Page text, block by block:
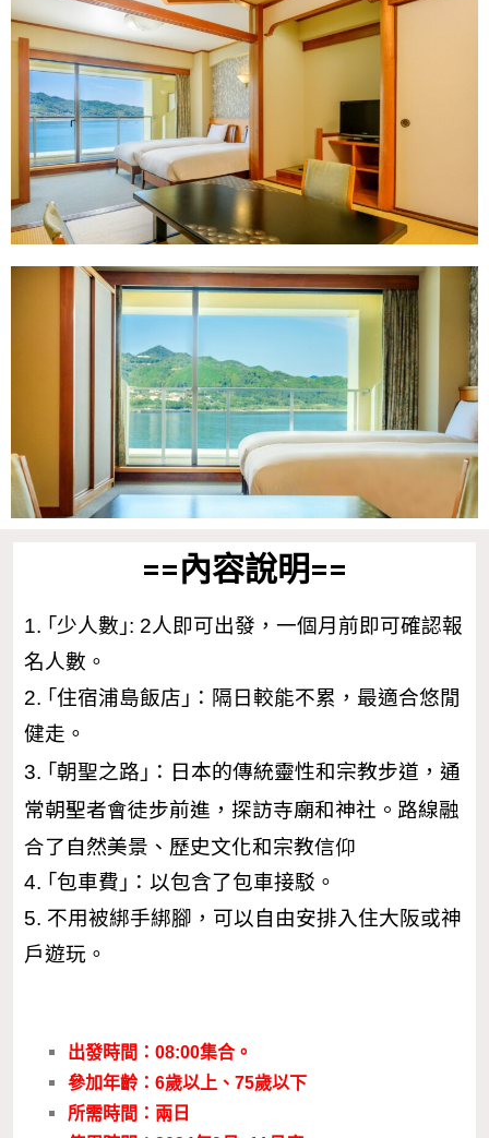
==內容說明==
1. ｢少人數｣: 2人即可出發，一個月前即可確認報
名人數。
2. ｢住宿浦島飯店｣：隔日較能不累，最適合悠閒
健走。
3. ｢朝聖之路｣： 日本的傳統靈性和宗教步道，通
常朝聖者會徒步前進，探訪寺廟和神社。路線融
合了自然美景、歷史文化和宗教信仰
4. ｢包車費｣：以包含了包車接駁。
5. 不用被綁手綁腳，可以自由安排入住大阪或神
戶遊玩。
出發時間：08:00集合。
參加年齡：6歲以上、75歲以下
所需時間：兩日